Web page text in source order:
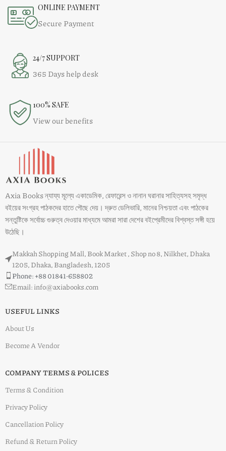
ONLINE PAYMENT
Secure Payment
24/7 SUPPORT
365 Days help desk
100% SAFE
View our benefits
Axia Books ন্যায্য মূল্যে একাডেমিক, রেফারেন্স ও নানান ঘরানার সাহিত্যসহ সমৃদ্ধ
বইয়ের সংগ্রহ পাঠকদের হাতে পৌছে দেয়। দ্রুত ডেলিভারি, মানের নিশ্চয়তা এবং পাঠকের
সন্তুষ্টিকে সর্বোচ্চ গুরুত্ব দেওয়ার মাধ্যমে আমরা সারা দেশের বইপ্রেমীদের বিশ্বস্ত সঙ্গী হয়ে
উঠেছি।
Makkah Shopping Mall, Book Market , Shop no 8, Nilkhet, Dhaka
1205, Dhaka, Bangladesh, 1205
Phone: +88 01841-658802
Email: info@axiabooks.com
USEFUL LINKS
About Us
Become A Vendor
COMPANY TERMS & POLICES
Terms & Condition
Privacy Policy
Cancellation Policy
Refund & Return Policy